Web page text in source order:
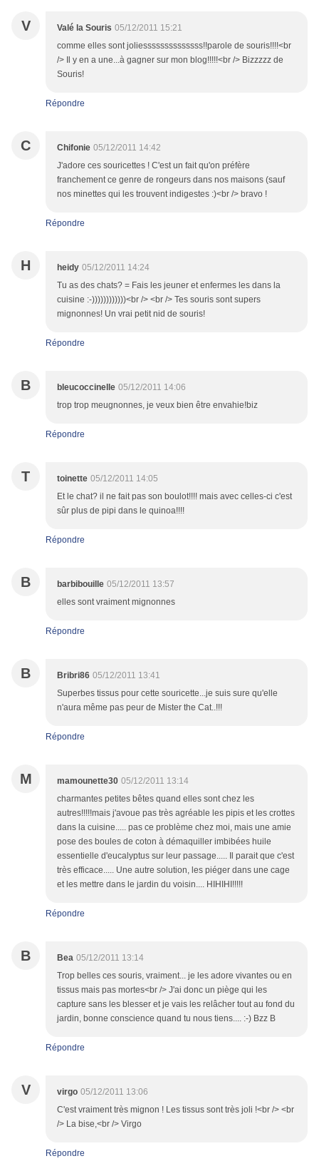
V Valé la Souris 05/12/2011 15:21
comme elles sont joliessssssssssssss!!parole de souris!!!!<br
/> Il y en a une...à gagner sur mon blog!!!!!<br /> Bizzzzz de
Souris!
Répondre
C Chifonie 05/12/2011 14:42
J'adore ces souricettes ! C'est un fait qu'on préfère
franchement ce genre de rongeurs dans nos maisons (sauf
nos minettes qui les trouvent indigestes :)<br /> bravo !
Répondre
H heidy 05/12/2011 14:24
Tu as des chats? = Fais les jeuner et enfermes les dans la
cuisine :-))))))))))))<br /> <br /> Tes souris sont supers
mignonnes! Un vrai petit nid de souris!
Répondre
B bleucoccinelle 05/12/2011 14:06
trop trop meugnonnes, je veux bien être envahie!biz
Répondre
T toinette 05/12/2011 14:05
Et le chat? il ne fait pas son boulot!!!! mais avec celles-ci c'est
sûr plus de pipi dans le quinoa!!!!
Répondre
B barbibouille 05/12/2011 13:57
elles sont vraiment mignonnes
Répondre
B Bribri86 05/12/2011 13:41
Superbes tissus pour cette souricette...je suis sure qu'elle
n'aura même pas peur de Mister the Cat..!!!
Répondre
M mamounette30 05/12/2011 13:14
charmantes petites bêtes quand elles sont chez les
autres!!!!!mais j'avoue pas très agréable les pipis et les crottes
dans la cuisine..... pas ce problème chez moi, mais une amie
pose des boules de coton à démaquiller imbibées huile
essentielle d'eucalyptus sur leur passage..... Il parait que c'est
très efficace..... Une autre solution, les piéger dans une cage
et les mettre dans le jardin du voisin.... HIHIHI!!!!!
Répondre
B Bea 05/12/2011 13:14
Trop belles ces souris, vraiment... je les adore vivantes ou en
tissus mais pas mortes<br /> J'ai donc un piège qui les
capture sans les blesser et je vais les relâcher tout au fond du
jardin, bonne conscience quand tu nous tiens.... :-) Bzz B
Répondre
V virgo 05/12/2011 13:06
C'est vraiment très mignon ! Les tissus sont très joli !<br /> <br
/> La bise,<br /> Virgo
Répondre